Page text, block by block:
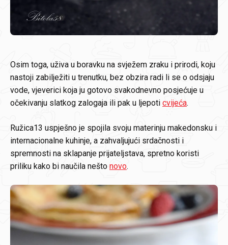
Osim toga, uživa u boravku na svježem zraku i prirodi, koju
nastoji zabilježiti u trenutku, bez obzira radi li se o odsjaju
vode, vjeverici koja ju gotovo svakodnevno posjećuje u
očekivanju slatkog zalogaja ili pak u ljepoti cvijeća.
Ružica13 uspješno je spojila svoju materinju makedonsku i
internacionalne kuhinje, a zahvaljujući srdačnosti i
spremnosti na sklapanje prijateljstava, spretno koristi
priliku kako bi naučila nešto novo.